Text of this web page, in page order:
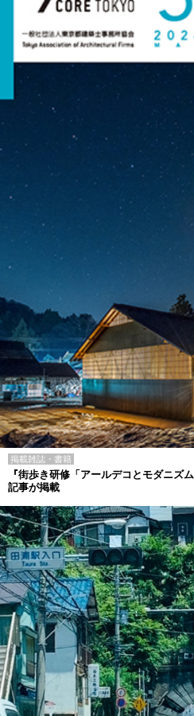
掲載雑誌・書籍
『街歩き研修「アールデコとモダニズ
記事が掲載